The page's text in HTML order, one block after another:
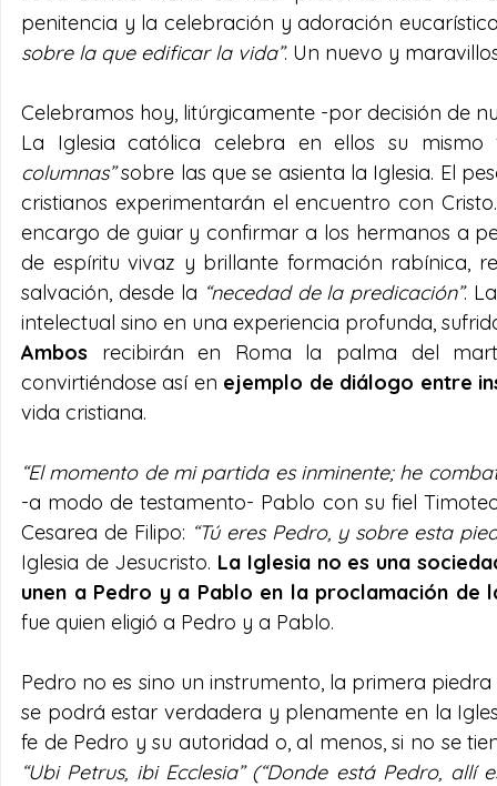
penitencia y la celebración y adoración
sobre la que edificar la vida”. Un nuevo y
Celebramos hoy, litúrgicamente -por decisión de
La Iglesia católica celebra en ellos su
columnas” sobre las que se asienta la Iglesia. El
cristianos experimentarán el encuentro con
encargo de guiar y confirmar a los hermanos a
de espíritu vivaz y brillante formación rabínica,
salvación, desde la “necedad de la predicación”.
Ambos recibirán en Roma la palma del
convirtiéndose así en ejemplo de diálogo entre
vida cristiana.
“El momento de mi partida es inminente; he
-a modo de testamento- Pablo con su fiel
Cesarea de Filipo: “Tú eres Pedro, y sobre esta
Iglesia de Jesucristo. La Iglesia no es una
unen a Pedro y a Pablo en la proclamación de
fue quien eligió a Pedro y a Pablo.
Pedro no es sino un instrumento, la primera
se podrá estar verdadera y plenamente en la
“Ubi Petrus, ibi Ecclesia” (“Donde está Pedro, allí